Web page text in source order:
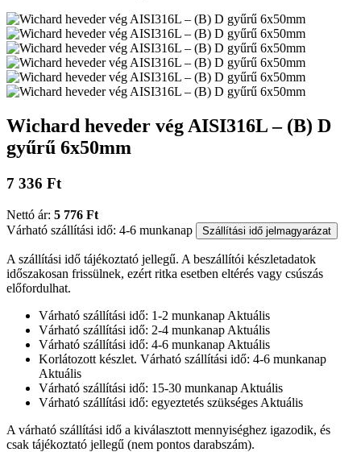
Wichard heveder vég AISI316L – (B) D
gyűrű 6x50mm
7 336 Ft
Nettó ár: 5 776 Ft
Várható szállítási idő: 4-6 munkanap
Szállítási idő jelmagyarázat
A szállítási idő tájékoztató jellegű. A beszállítói készletadatok
időszakosan frissülnek, ezért ritka esetben eltérés vagy csúszás
előfordulhat.
Várható szállítási idő: 1-2 munkanap Aktuális
Várható szállítási idő: 2-4 munkanap Aktuális
Várható szállítási idő: 4-6 munkanap Aktuális
Korlátozott készlet. Várható szállítási idő: 4-6 munkanap
Aktuális
Várható szállítási idő: 15-30 munkanap Aktuális
Várható szállítási idő: egyeztetés szükséges Aktuális
A várható szállítási idő a kiválasztott mennyiséghez igazodik, és
csak tájékoztató jellegű (nem pontos darabszám).